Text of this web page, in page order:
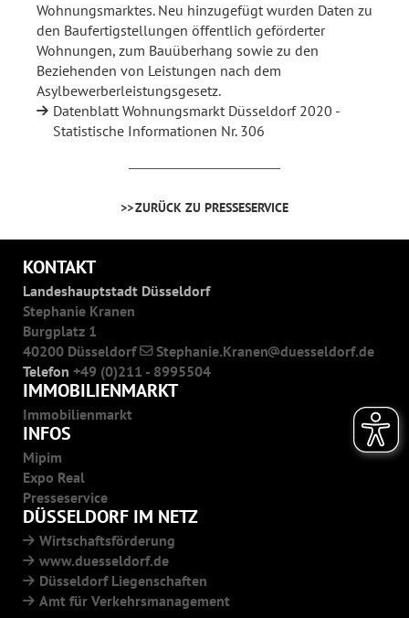
Wohnungsmarktes. Neu hinzugefügt wurden Daten zu
den Baufertigstellungen öffentlich geförderter
Wohnungen, zum Bauüberhang sowie zu den
Beziehenden von Leistungen nach dem
Asylbewerberleistungsgesetz.
Datenblatt Wohnungsmarkt Düsseldorf 2020 -
Statistische Informationen Nr. 306
ZURÜCK ZU PRESSESERVICE
KONTAKT
Landeshauptstadt Düsseldorf
Stephanie Kranen
Burgplatz 1
40200 Düsseldorf
Stephanie.Kranen
duesseldorf.de
Telefon +49 (0)211 - 8995504
IMMOBILIENMARKT
Immobilienmarkt
INFOS
Mipim
Expo Real
Presseservice
DÜSSELDORF IM NETZ
Wirtschaftsförderung
www.duesseldorf.de
Düsseldorf Liegenschaften
Amt für Verkehrsmanagement